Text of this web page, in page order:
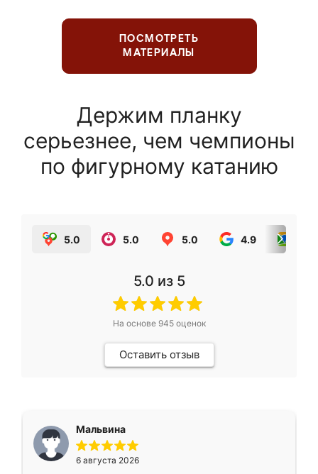
ПОСМОТРЕТЬ
МАТЕРИАЛЫ
Держим планку
серьезнее, чем чемпионы
по фигурному катанию
5.0 5.0 5.0 4.9
5.0 из 5
На основе 945оценок
Оставить отзыв
Мальвина
6 августа 2026